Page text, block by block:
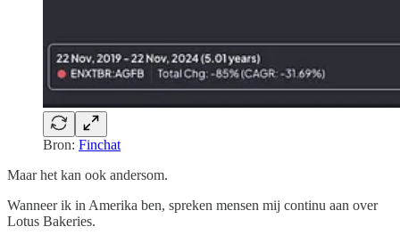
Bron: Finchat
Maar het kan ook andersom.
Wanneer ik in Amerika ben, spreken mensen mij continu aan over
Lotus Bakeries.